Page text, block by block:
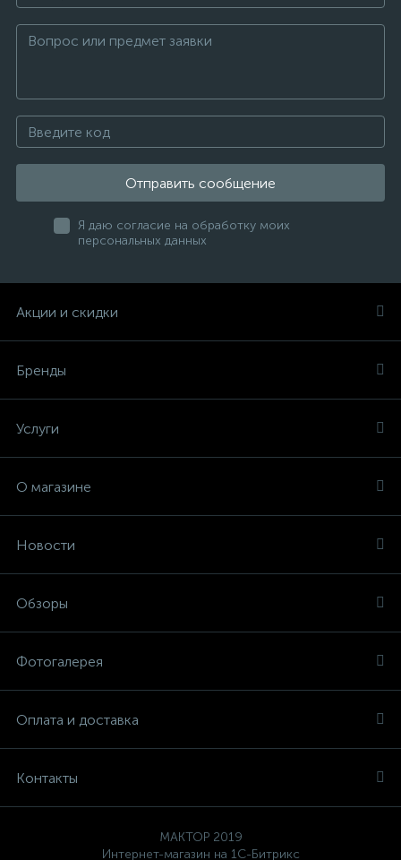
Отправить сообщение
Я даю согласие на обработку моих
персональных данных
Акции и скидки
Бренды
Услуги
О магазине
Новости
Обзоры
Фотогалерея
Оплата и доставка
Контакты
MAKTOP 2019
Интернет-магазин на 1С-Битрикс